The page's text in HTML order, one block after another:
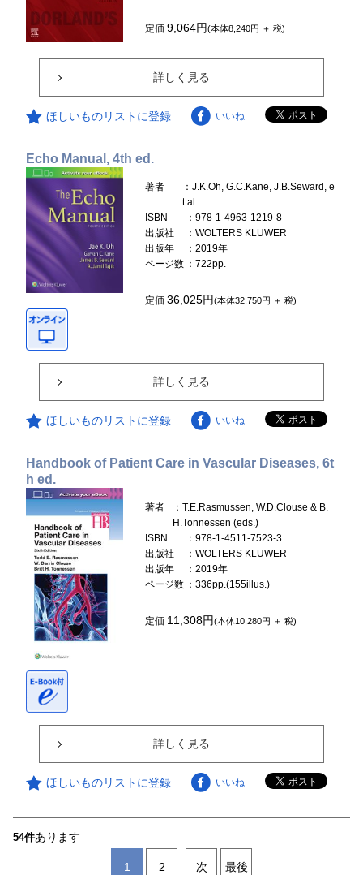
定価9,064円(本体8,240円 ＋ 税)
詳しく見る
ほしいものリストに登録 いいね
Echo Manual, 4th ed.
著者
：J.K.Oh, G.C.Kane, J.B.Seward, e
t al.
ISBN
：978-1-4963-1219-8
出版社
：WOLTERS KLUWER
出版年
：2019年
ページ数 ：722pp.
定価36,025円(本体32,750円 ＋ 税)
詳しく見る
ほしいものリストに登録 いいね
Handbook of Patient Care in Vascular Diseases, 6t
h ed.
著者
：T.E.Rasmussen, W.D.Clouse & B.
H.Tonnessen (eds.)
ISBN
：978-1-4511-7523-3
出版社
：WOLTERS KLUWER
出版年
：2019年
ページ数 ：336pp.(155illus.)
定価 11,308円(本体10,280円 ＋ 税)
詳しく見る
ほしいものリストに登録 いいね
54件あります
1 2 次 最後